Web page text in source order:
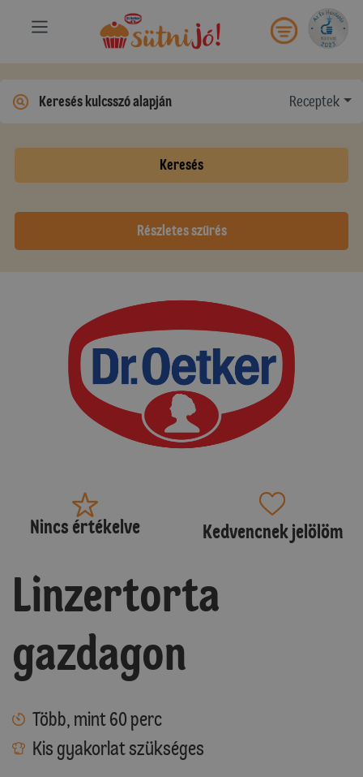
Receptek
Keresés
Részletes szűrés
Nincs értékelve Kedvencnek jelölöm
Linzertorta
gazdagon
Több, mint 60 perc
Kis gyakorlat szükséges